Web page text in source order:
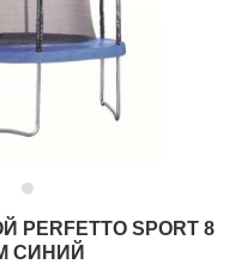
SPORT 8
СИНИЙ